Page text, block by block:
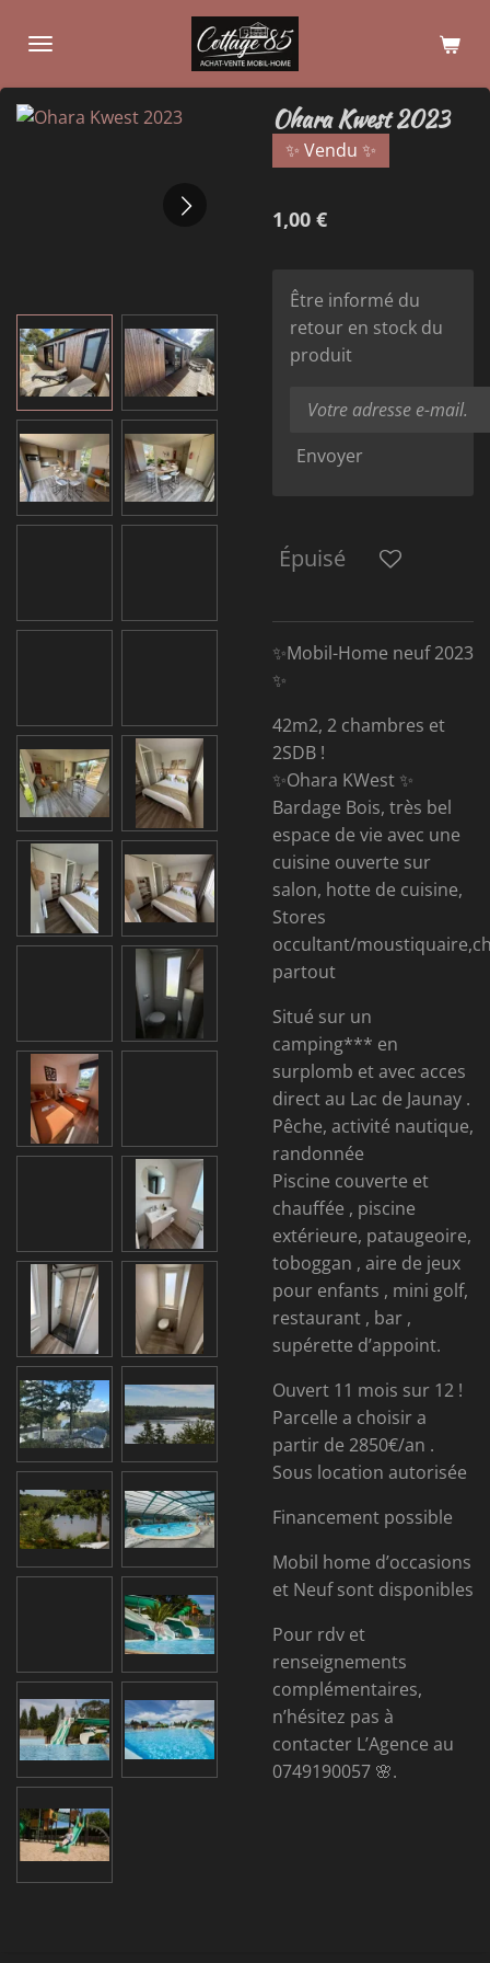
au
principal
Ohara Kwest 2023
✨ Vendu ✨
1,00 €
Être informé du
retour en stock du
produit
Envoyer
Épuisé
✨Mobil-Home neuf 2023
✨
42m2, 2 chambres et
2SDB !
✨Ohara KWest ✨
Bardage Bois, très bel
espace de vie avec une
cuisine ouverte sur
salon, hotte de cuisine,
Stores
occultant/
partout
Situé sur un
camping*** en
surplomb et avec acces
direct au Lac de Jaunay .
Pêche, activité nautique,
randonnée
Piscine couverte et
chauffée , piscine
extérieure, pataugeoire,
toboggan , aire de jeux
pour enfants , mini golf,
restaurant , bar ,
supérette d’appoint.
Ouvert 11 mois sur 12 !
Parcelle a choisir a
partir de 2850€/an .
Sous location autorisée
Financement possible
Mobil home d’occasions
et Neuf sont disponibles
Pour rdv et
renseignements
complémentaires,
n’hésitez pas à
contacter L’Agence au
0749190057 🌸.